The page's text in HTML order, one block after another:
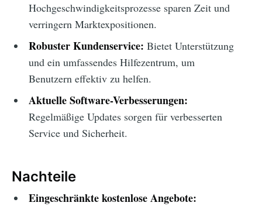
Hochgeschwindigkeitsprozesse sparen Zeit und
verringern Marktexpositionen.
Robuster Kundenservice: Bietet Unterstützung
und ein umfassendes Hilfezentrum, um
Benutzern effektiv zu helfen.
Aktuelle Software-Verbesserungen:
Regelmäßige Updates sorgen für verbesserten
Service und Sicherheit.
Nachteile
Eingeschränkte kostenlose Angebote: